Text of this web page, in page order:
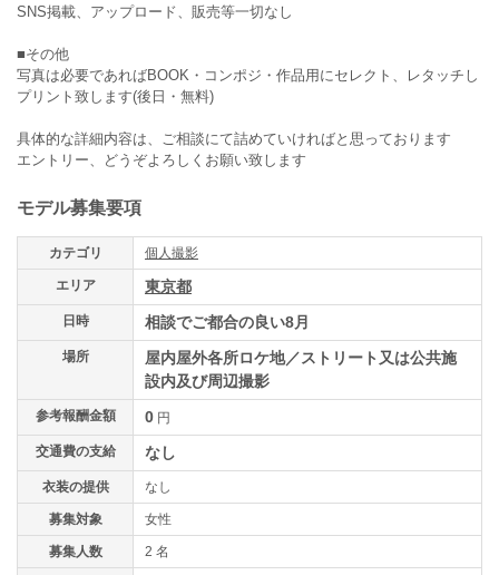
SNS掲載、アップロード、販売等一切なし
■その他
写真は必要であればBOOK・コンポジ・作品用にセレクト、レタッチし
プリント致します(後日・無料)
具体的な詳細内容は、ご相談にて詰めていければと思っております
エントリー、どうぞよろしくお願い致します
モデル募集要項
カテゴリ 個人撮影
エリア 東京都
日時 相談でご都合の良い8月
場所
屋内屋外各所ロケ地／ストリート又は公共施
設内及び周辺撮影
参考報酬金額 0 円
交通費の支給 なし
衣装の提供 なし
募集対象 女性
募集人数 2 名